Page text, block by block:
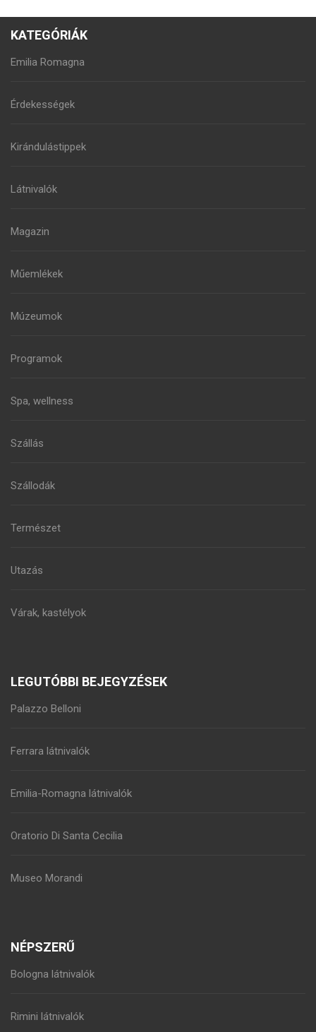
KATEGÓRIÁK
Emilia Romagna
Érdekességek
Kirándulástippek
Látnivalók
Magazin
Műemlékek
Múzeumok
Programok
Spa, wellness
Szállás
Szállodák
Természet
Utazás
Várak, kastélyok
LEGUTÓBBI BEJEGYZÉSEK
Palazzo Belloni
Ferrara látnivalók
Emilia-Romagna látnivalók
Oratorio Di Santa Cecilia
Museo Morandi
NÉPSZERŰ
Bologna látnivalók
Rimini látnivalók